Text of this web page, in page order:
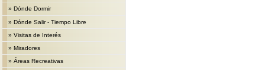
» Dónde Dormir
» Dónde Salir - Tiempo Libre
» Visitas de Interés
» Miradores
» Áreas Recreativas